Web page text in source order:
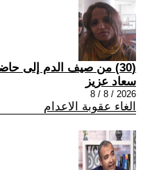
(30) من صيف الدم إلى حاضر الإعدامات
سعاد عزيز
2026 / 8 / 8
الغاء عقوبة الاعدام